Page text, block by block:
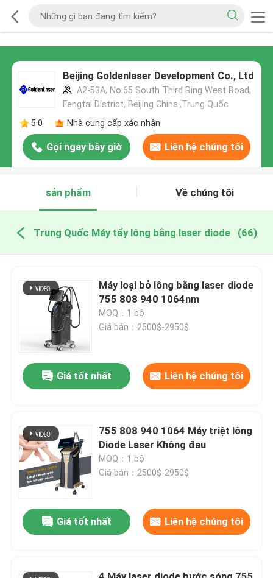
Beijing Goldenlaser Development Co., Ltd
A2-53A, No.65 South Third Ring West Road,
Fengtai District, Beijing China.,Trung Quốc
5.0
Nhà cung cấp xác nhận
Gọi ngay bây giờ Liên hệ chúng tôi
sản phẩm Về chúng tôi
Trung Quốc Máy tẩy lông bằng laser diode (66)
Máy loại bỏ lông bằng laser diode
755 808 940 1064nm
MOQ：1 bộ
Giá bán：2500$-2950$
Giá tốt nhất Liên hệ chúng tôi
755 808 940 1064 Máy triệt lông
Diode Laser Không đau
MOQ：1 bộ
Giá bán：2500$-2950$
Giá tốt nhất Liên hệ chúng tôi